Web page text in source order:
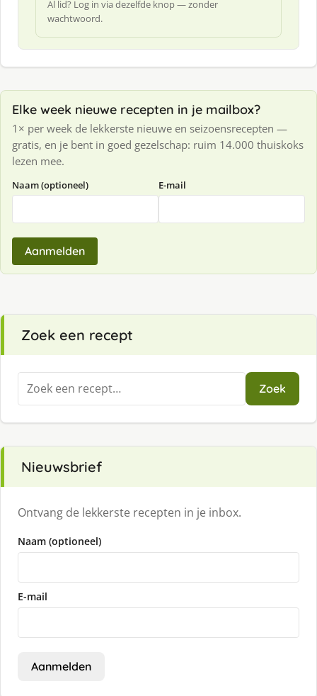
Al lid? Log in via dezelfde knop — zonder
wachtwoord.
Elke week nieuwe recepten in je mailbox?
1× per week de lekkerste nieuwe en seizoensrecepten —
gratis, en je bent in goed gezelschap: ruim 14.000 thuiskoks
lezen mee.
Naam (optioneel) E-mail
Aanmelden
Zoek een recept
Zoeken
naar:
Zoek
Nieuwsbrief
Ontvang de lekkerste recepten in je inbox.
Naam (optioneel)
E-mail
Aanmelden